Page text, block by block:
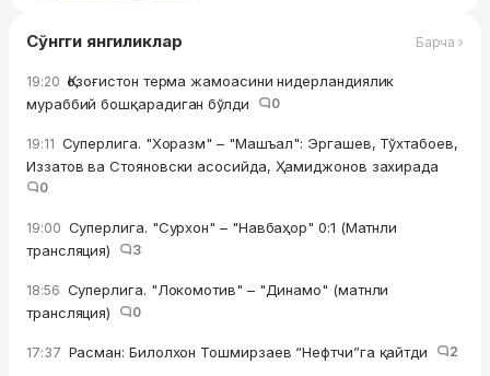
Сўнгги янгиликлар Барча ›
19:20 Қозоғистон терма жамоасини нидерландиялик
мураббий бошқарадиган бўлди
0
19:11 Суперлига. "Хоразм" – "Машъал": Эргашев, Тўхтабоев,
Иззатов ва Стояновски асосийда, Ҳамиджонов захирада
0
19:00 Суперлига. "Сурхон" – "Навбаҳор" 0:1 (Матнли
трансляция)
3
18:56 Суперлига. "Локомотив" – "Динамо" (матнли
трансляция)
0
17:37 Расман: Билолхон Тошмирзаев “Нефтчи”га қайтди 2